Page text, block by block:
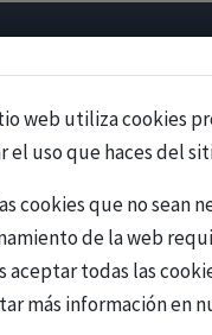
web utiliza cookies
el uso que haces del
cookies que no sean
de la web
aceptar todas las
más información en